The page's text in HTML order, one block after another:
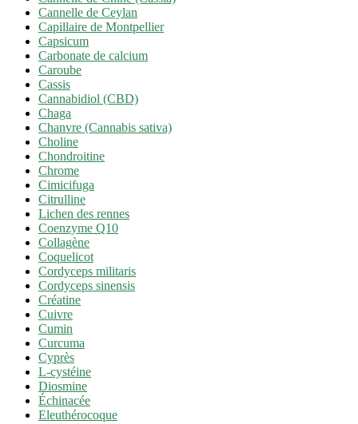
Cannelle de Ceylan
Capillaire de Montpellier
Capsicum
Carbonate de calcium
Caroube
Cassis
Cannabidiol (CBD)
Chaga
Chanvre (Cannabis sativa)
Choline
Chondroitine
Chrome
Cimicifuga
Citrulline
Lichen des rennes
Coenzyme Q10
Collagène
Coquelicot
Cordyceps militaris
Cordyceps sinensis
Créatine
Cuivre
Cumin
Curcuma
Cyprès
L-cystéine
Diosmine
Échinacée
Eleuthérocoque